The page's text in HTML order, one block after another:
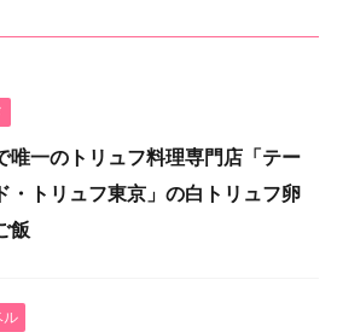
唯一のトリュフ料理専門店「テー
・トリュフ東京」の白トリュフ卵
飯
ル